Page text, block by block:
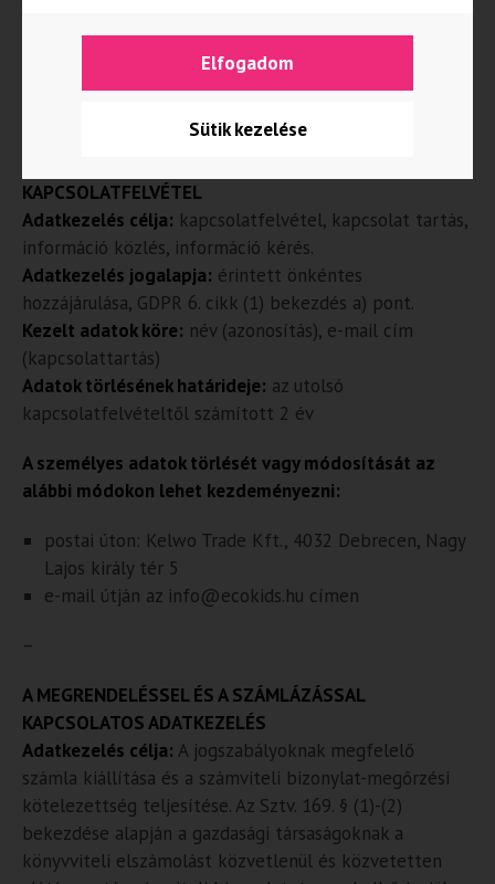
postai úton: Kelwo Trade Kft., 4032 Debrecen, Nagy
e-mail útján az info@ecokids.hu címen
KAPCSOLATFELVÉTEL
Adatkezelés célja: kapcsolatfelvétel, kapcsolat tartás,
információ közlés, információ kérés.
Adatkezelés jogalapja: érintett önkéntes
hozzájárulása, GDPR 6. cikk (1) bekezdés a) pont.
Kezelt adatok köre: név (azonosítás), e-mail cím
(kapcsolattartás)
Adatok törlésének határideje: az utolsó
kapcsolatfelvételtől számított 2 év
A személyes adatok törlését vagy módosítását az
alábbi módokon lehet kezdeményezni:
postai úton: Kelwo Trade Kft., 4032 Debrecen, Nagy
Lajos király tér 5
e-mail útján az info@ecokids.hu címen
–
A MEGRENDELÉSSEL ÉS A SZÁMLÁZÁSSAL
KAPCSOLATOS ADATKEZELÉS
Adatkezelés célja: A jogszabályoknak megfelelő
számla kiállítása és a számviteli bizonylat-megőrzési
kötelezettség teljesítése. Az Sztv. 169. § (1)-(2)
bekezdése alapján a gazdasági társaságoknak a
könyvviteli elszámolást közvetlenül és közvetetten
Sütik kezelése
Elfogadom